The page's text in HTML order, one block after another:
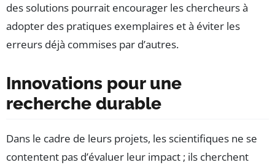
des solutions pourrait encourager les chercheurs à
adopter des pratiques exemplaires et à éviter les
erreurs déjà commises par d’autres.
Innovations pour une
recherche durable
Dans le cadre de leurs projets, les scientifiques ne se
contentent pas d’évaluer leur impact ; ils cherchent